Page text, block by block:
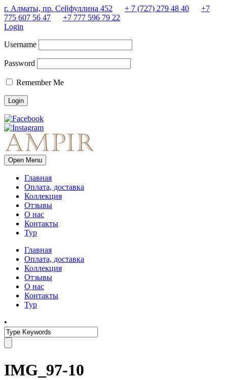
г. Алматы, пр. Сейфуллина 452 + 7 (727) 279 48 40
+7
775 607 56 47
+7 777 596 79 22
Login
Username
Password
Remember Me
Open Menu
Главная
Оплата, доставка
Коллекция
Отзывы
О нас
Контакты
Тур
Главная
Оплата, доставка
Коллекция
Отзывы
О нас
Контакты
Тур
•
IMG_97-10